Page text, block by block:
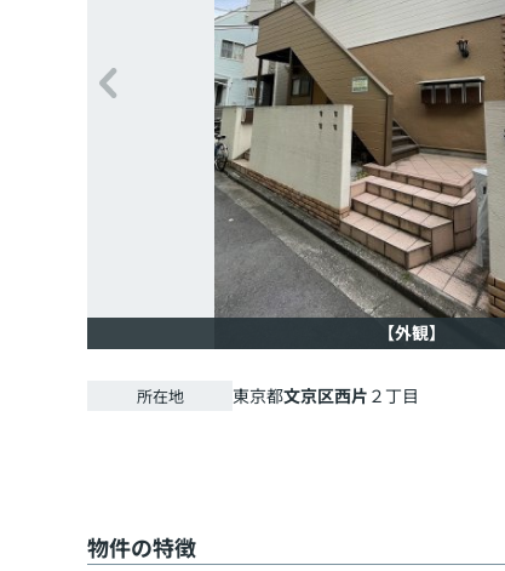
【外観】
所在地 東京都文京区西片 ２丁目
物件の特徴